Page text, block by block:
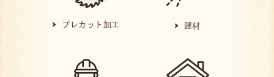
プレカット加工 建材